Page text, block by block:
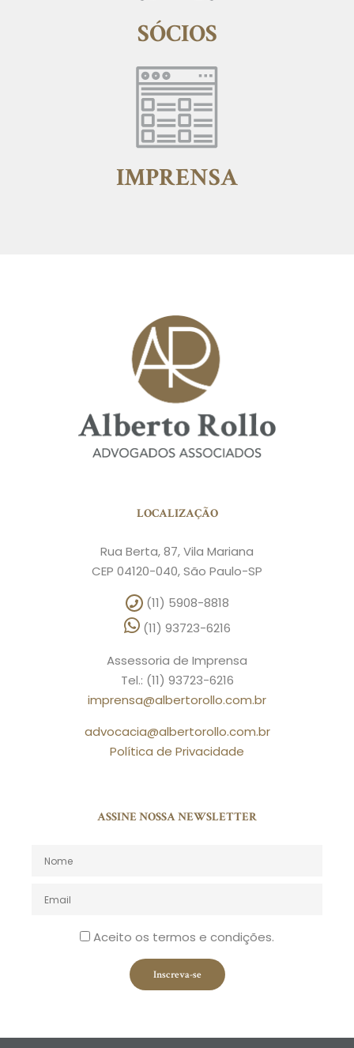
SÓCIOS
IMPRENSA
LOCALIZAÇÃO
Rua Berta, 87, Vila Mariana
CEP 04120-040, São Paulo-SP
(11) 5908-8818
(11) 93723-6216
Assessoria de Imprensa
Tel.: (11) 93723-6216
imprensa@albertorollo.com.br
advocacia@albertorollo.com.br
Política de Privacidade
ASSINE NOSSA NEWSLETTER
Aceito os termos e condições.